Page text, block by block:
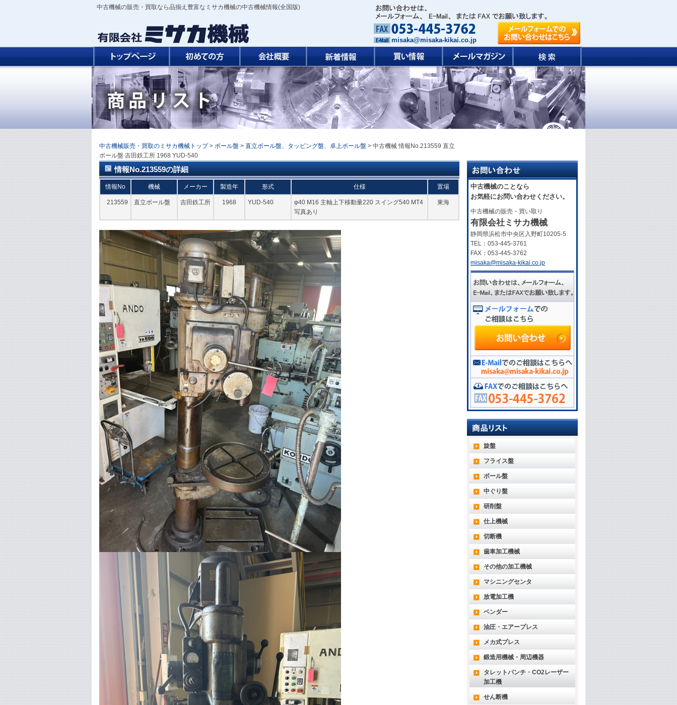
中古機械の販売・買取なら品揃え豊富なミサカ機械の中古機械情報(全国版)
misaka@misaka-kikai.co.jp
中古機械販売・買取のミサカ機械トップ > ボール盤 > 直立ボール盤、タッピング盤、卓上ボール盤 > 中古機械 情報No.213559 直立
ボール盤 吉田鉄工所 1968 YUD-540
情報No.213559の詳細
情報No 機械 メーカー 製造年 形式 仕様 置場
213559 直立ボール盤 吉田鉄工所 1968 YUD-540
φ40 M16 主軸上下移動量220 スイング540 MT4
写真あり
東海
中古機械のことなら
お気軽にお問い合わせください。
中古機械の販売・買い取り
有限会社ミサカ機械
静岡県浜松市中央区入野町10205-5
TEL：053-445-3761
FAX：053-445-3762
misaka@misaka-kikai.co.jp
旋盤
フライス盤
ボール盤
中ぐり盤
研削盤
仕上機械
切断機
歯車加工機械
その他の加工機械
マシニングセンタ
放電加工機
ベンダー
油圧・エアープレス
メカ式プレス
鍛造用機械・周辺機器
タレットパンチ・CO2レーザー
加工機
せん断機